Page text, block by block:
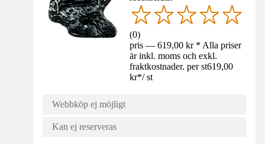
(0)
pris — 619,00 kr * Alla priser
är inkl. moms och exkl.
fraktkostnader. per st619,00
kr*/ st
Webbköp ej möjligt
Kan ej reserveras